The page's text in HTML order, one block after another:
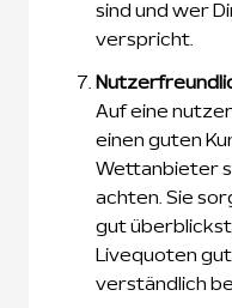
sind und wer
verspricht.
Auf eine
einen guten
Wettanbieter
achten. Sie
gut
Livequoten
verständlich